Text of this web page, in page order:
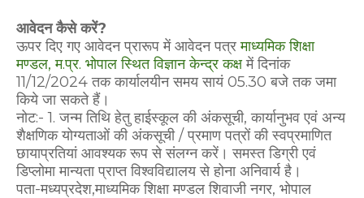
आवेदन कैसे करें?
ऊपर दिए गए आवेदन प्रारूप में आवेदन पत्रमाध्यमिक शिक्षा
मण्डल, म.प्र. भोपाल स्थित विज्ञान केन्द्र कक्षमें दिनांक
11/12/2024 तक कार्यालयीन समय सायं 05.30 बजे तक जमा
किये जा सकते हैं।
नोट:- 1. जन्म तिथि हेतु हाईस्कूल की अंकसूची, कार्यानुभव एवं अन्य
शैक्षणिक योग्यताओं की अंकसूची / प्रमाण पत्रों की स्वप्रमाणित
छायाप्रतियां आवश्यक रूप से संलग्न करें। समस्त डिग्री एवं
डिप्लोमा मान्यता प्राप्त विश्वविद्यालय से होना अनिवार्य है।
पता-मध्यप्रदेश,माध्यमिक शिक्षा मण्डल शिवाजी नगर, भोपाल